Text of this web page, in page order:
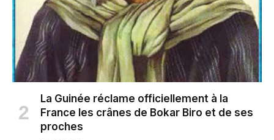
La Guinée réclame officiellement à la
France les crânes de Bokar Biro et de ses
proches